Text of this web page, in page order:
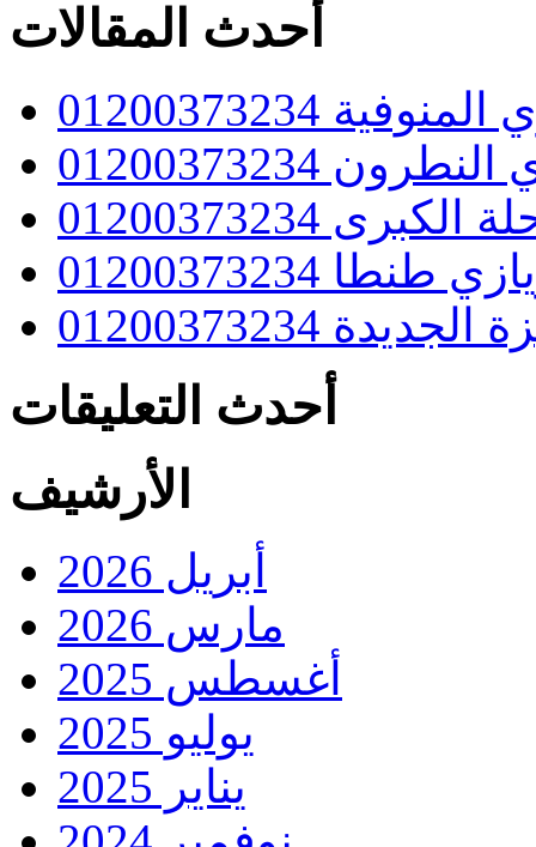
أحدث المقالات
01200373234
01200373234
01200373234
01200373234
01200373234
أحدث التعليقات
الأرشيف
أبريل 2026
مارس 2026
أغسطس 2025
يوليو 2025
يناير 2025